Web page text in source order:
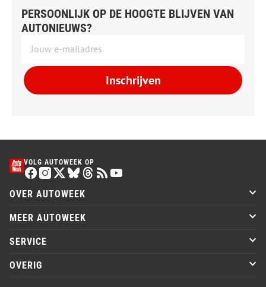
PERSOONLIJK OP DE HOOGTE BLIJVEN VAN
AUTONIEUWS?
Inschrijven
VOLG AUTOWEEK OP
OVER AUTOWEEK
MEER AUTOWEEK
SERVICE
OVERIG